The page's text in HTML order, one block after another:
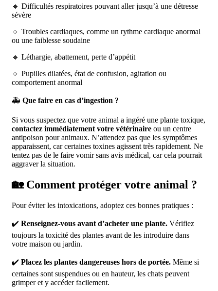
🔹 Difficultés respiratoires pouvant aller jusqu’à une détresse
sévère
🔹 Troubles cardiaques, comme un rythme cardiaque anormal
ou une faiblesse soudaine
🔹 Léthargie, abattement, perte d’appétit
🔹 Pupilles dilatées, état de confusion, agitation ou
comportement anormal
🚑 Que faire en cas d’ingestion ?
Si vous suspectez que votre animal a ingéré une plante toxique,
contactez immédiatement votre vétérinaire ou un centre
antipoison pour animaux. N’attendez pas que les symptômes
apparaissent, car certaines toxines agissent très rapidement. Ne
tentez pas de le faire vomir sans avis médical, car cela pourrait
aggraver la situation.
🏡 Comment protéger votre animal ?
Pour éviter les intoxications, adoptez ces bonnes pratiques :
✔️ Renseignez-vous avant d’acheter une plante. Vérifiez
toujours la toxicité des plantes avant de les introduire dans
votre maison ou jardin.
✔️ Placez les plantes dangereuses hors de portée. Même si
certaines sont suspendues ou en hauteur, les chats peuvent
grimper et y accéder facilement.